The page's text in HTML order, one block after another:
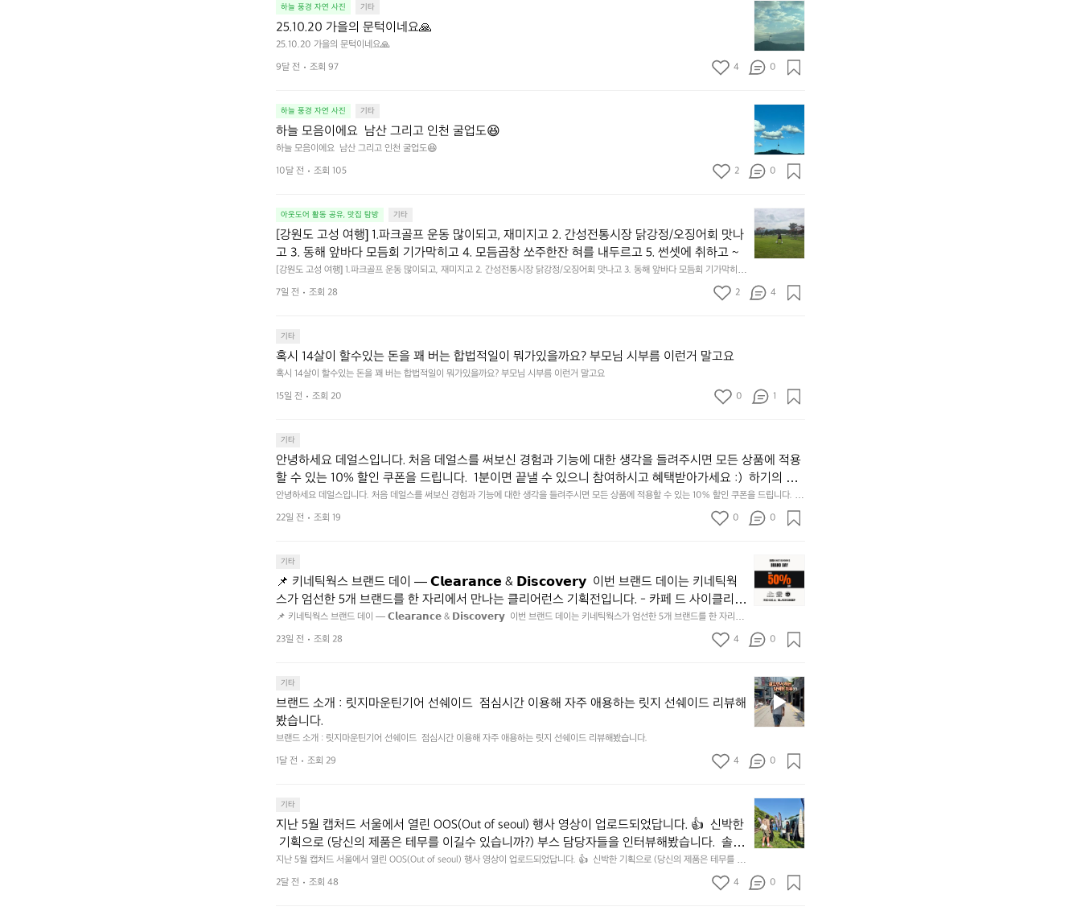
하늘 풍경 자연 사진 기타
25.10.20 가을의 문턱이네요🙏
25.10.20 가을의 문턱이네요🙏
2
5.
1
0.
2
을
의
문
턱
이
요
🙏
9달 전 조회 97 4 0
하늘 풍경 자연 사진 기타
하늘 모음이에요  남산 그리고 인천 굴업도😆
하늘 모음이에요  남산 그리고 인천 굴업도😆
늘
모
음
이
남
산
그
인
10달 전 조회 105 2 0
아웃도어 활동 공유, 맛집 탐방 기타
[강원도 고성 여행] 1.파크골프 운동 많이되고, 재미지고 2. 간성전통시장 닭강정/오징어회 맛나
고 3. 동해 앞바다 모듬회 기가막히고 4. 모듬곱창 쏘주한잔 혀를 내두르고 5. 썬셋에 취하고 ~
[강원도 고성 여행] 1.파크골프 운동 많이되고, 재미지고 2. 간성전통시장 닭강정/오징어회 맛나고 3. 동해 앞바다 모듬회 기가막히고
[강
원
도
고
여
운
되
고,
재
미
지
간
전
시
장
강
정/
오
징
회
맛
고
3.
동
해
바
다
7일 전 조회 28 2 4
기타
혹시 14살이 할수있는 돈을 꽤 버는 합법적일이 뭐가있을까요? 부모님 시부름 이런거 말고요
혹시 14살이 할수있는 돈을 꽤 버는 합법적일이 뭐가있을까요? 부모님 시부름 이런거 말고요
15일 전
조회 20 0 1
기타
안녕하세요 데얼스입니다. 처음 데얼스를 써보신 경험과 기능에 대한 생각을 들려주시면 모든 상품에 적용
할 수 있는 10% 할인 쿠폰을 드립니다.  1분이면 끝낼 수 있으니 참여하시고 혜택받아가세요 :)  하기의 링
크 클릭 후 작성하시면 됩니다. https://docs.google.com/forms/d/e/1FAIpQLSfSU5C-euRse0uUKR3Rp1i
bf1aCz3n9BB-jhkSYyjUlRSli3w/viewform?usp=header
안녕하세요 데얼스입니다. 처음 데얼스를 써보신 경험과 기능에 대한 생각을 들려주시면 모든 상품에 적용할 수 있는 10% 할인 쿠폰을 드립니다.  1
분이면 끝낼 수 있으니 참여하시고 혜택받아가세요 :)  하기의 링크 클릭 후 작성하시면 됩니다. https://docs.google.com/forms/d/e/1FAIpQLSfS
U5C-euRse0uUKR3Rp1ibf1aCz3n9BB-jhkSYyjUlRSli3w/viewform?usp=header
22일 전 조회 19 0 0
기타
📌 키네틱웍스 브랜드 데이 — 𝗖𝗹𝗲𝗮𝗿𝗮𝗻𝗰𝗲 & 𝗗𝗶𝘀𝗰𝗼𝘃𝗲𝗿𝘆  이번 브랜드 데이는 키네틱웍
스가 엄선한 5개 브랜드를 한 자리에서 만나는 클리어런스 기획전입니다. - 카페 드 사이클리스
트 - 릿지 마운틴 기어 - 써클 스포츠웨어 - 블랙쉽 - 시티 컨트리 시티  옷장 속 자리만 차지하
던 아이템은 비우고, 새로운 시즌을 채워줄 발견을 지금 시작해 보세요. 👉 최대 ~𝟱𝟬% 𝗦𝗔𝗟𝗘
📌 키네틱웍스 브랜드 데이 — 𝗖𝗹𝗲𝗮𝗿𝗮𝗻𝗰𝗲 & 𝗗𝗶𝘀𝗰𝗼𝘃𝗲𝗿𝘆  이번 브랜드 데이는 키네틱웍스가 엄선한 5개 브랜드를 한 자리에
서 만나는 클리어런스 기획전입니다. - 카페 드 사이클리스트 - 릿지 마운틴 기어 - 써클 스포츠웨어 - 블랙쉽 - 시티 컨트리 시티  옷
장 속 자리만 차지하던 아이템은 비우고, 새로운 시즌을 채워줄 발견을 지금 시작해 보세요. 👉 최대 ~𝟱𝟬% 𝗦𝗔𝗟𝗘  지금 바로 홈
네
스
드
데
이
—
𝗹
𝗮
𝗿
𝗮
𝗻
𝗲
&
23일 전 조회 28 4 0
기타
브랜드 소개 : 릿지마운틴기어 선쉐이드  점심시간 이용해 자주 애용하는 릿지 선쉐이드 리뷰해
봤습니다.
브랜드 소개 : 릿지마운틴기어 선쉐이드  점심시간 이용해 자주 애용하는 릿지 선쉐이드 리뷰해봤습니다.
브
랜
드
소
:
마
운
틴
기
선
1달 전 조회 29 4 0
기타
지난 5월 캡처드 서울에서 열린 OOS(Out of seoul) 행사 영상이 업로드되었답니다. 👍  신박한
기획으로 (당신의 제품은 테무를 이길수 있습니까?) 부스 담당자들을 인터뷰해봤습니다.  솔직
한 이야기 가득한 영상으로 만나보시죠💪
지난 5월 캡처드 서울에서 열린 OOS(Out of seoul) 행사 영상이 업로드되었답니다. 👍  신박한 기획으로 (당신의 제품은 테무를 이
지
난
5
월
처
2달 전 조회 48 4 0